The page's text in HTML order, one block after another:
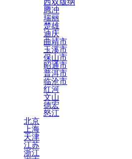
腾冲
瑞丽
楚雄
迪庆
曲靖市
玉溪市
保山市
昭通市
普洱市
临沧市
红河
文山
德宏
怒江
北京
上海
天津
江苏
浙江